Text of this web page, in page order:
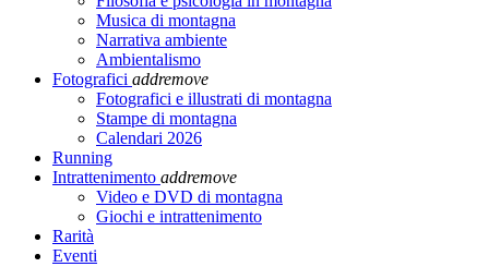
Musica di montagna
Narrativa ambiente
Ambientalismo
Fotografici addremove
Fotografici e illustrati di montagna
Stampe di montagna
Calendari 2026
Running
Intrattenimento addremove
Video e DVD di montagna
Giochi e intrattenimento
Rarità
Eventi